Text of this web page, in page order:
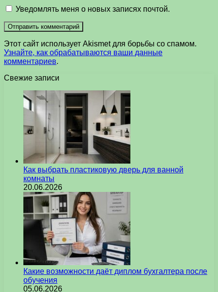
Уведомлять меня о новых записях почтой.
Этот сайт использует Akismet для борьбы со спамом.
Узнайте, как обрабатываются ваши данные
комментариев.
Свежие записи
Как выбрать пластиковую дверь для ванной
комнаты
20.06.2026
Какие возможности даёт диплом бухгалтера после
обучения
05.06.2026